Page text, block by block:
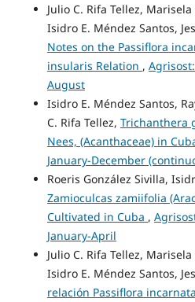
Julio C. Rifa Tellez,
Isidro E. Méndez Santos,
Notes on the Passiflora
insularis Relation ,
August
Isidro E. Méndez Santos,
C. Rifa Tellez, Trichanthera
Nees, (Acanthaceae) in
January-December
Roeris González Sivilla,
Zamioculcas zamiifolia
Cultivated in Cuba ,
January-April
Julio C. Rifa Tellez,
Isidro E. Méndez Santos,
relación Passiflora